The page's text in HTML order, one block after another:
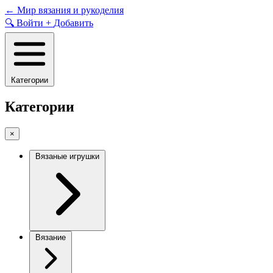
Skip
to
content
← Мир вязания и рукоделия
🔍 Войти + Добавить
Категории
Категории
×
Вязаные игрушки
Вязание